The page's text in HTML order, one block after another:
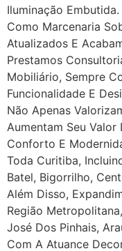
Iluminação
Como Marcenaria
Atualizados E
Prestamos
Mobiliário, Sempre
Funcionalidade E
Não Apenas
Aumentam Seu
Conforto E
Toda Curitiba,
Batel, Bigorrilho,
Além Disso,
Região
José Dos Pinhais,
Com A Atuance